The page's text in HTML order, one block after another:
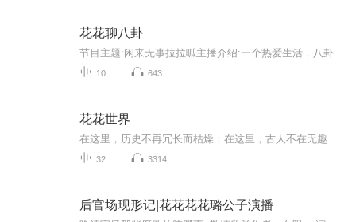
花花聊八卦
10 643
花花世界
32 3314
后官场现形记|花花花花璐公子演播